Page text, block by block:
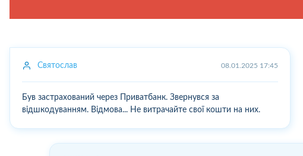
Святослав 08.01.2025 17:45
Був застрахований через Приватбанк. Звернувся за
відшкодуванням. Відмова... Не витрачайте свої кошти на них.